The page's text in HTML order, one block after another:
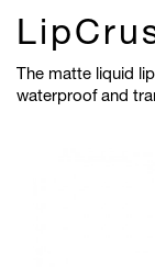
The matte liquid
waterproof and